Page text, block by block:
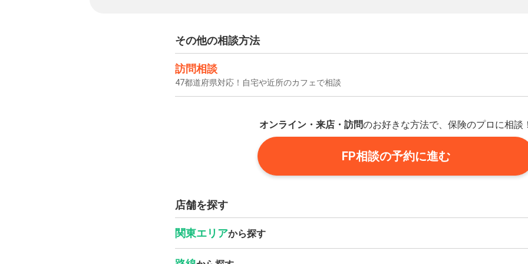
その他の相談方法
訪問相談
47都道府県対応！自宅や近所のカフェで相談
オンライン・来店・訪問のお好きな方法で、保険のプロに相談
FP相談の予約に進む
店舗を探す
関東エリアから探す